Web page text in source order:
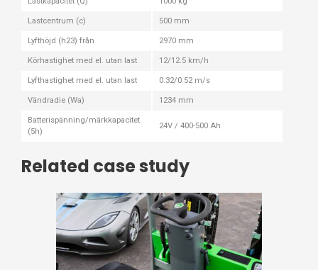
Lastcentrum (c) 500 mm
Lyfthöjd (h23) från 2970 mm
Körhastighet med el. utan last 12/12.5 km/h
Lyfthastighet med el. utan last 0.32/0.52 m/s
Vändradie (Wa) 1234 mm
Batterispänning/märkkapacitet
(5h)
24V / 400-500 Ah
Related case study